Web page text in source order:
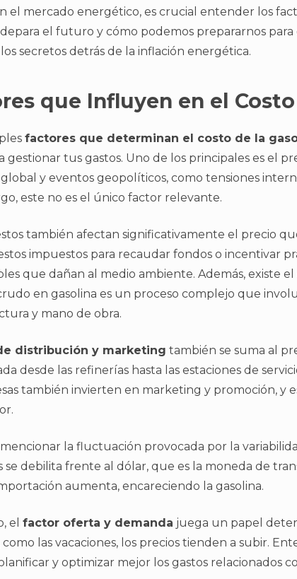
el mercado energético, es crucial entender los
el futuro y cómo podemos prepararnos para
secretos detrás de la inflación energética.
que Influyen en el
factores que determinan el costo de la
gestionar tus gastos. Uno de los principales es el
y eventos geopolíticos, como tensiones
este no es el único factor relevante.
también afectan significativamente el precio
impuestos para recaudar fondos o incentivar
que dañan al medio ambiente. Además, existe
en gasolina es un proceso complejo que
y mano de obra.
distribución y marketing también se suma al
desde las refinerías hasta las estaciones de
también invierten en marketing y promoción, y
mencionar la fluctuación provocada por la
se debilita frente al dólar, que es la moneda de
aumenta, encareciendo la gasolina.
el factor oferta y demanda juega un papel
las vacaciones, los precios tienden a subir.
y optimizar mejor los gastos relacionados